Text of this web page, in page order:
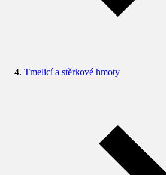
Tmelicí a stěrkové hmoty